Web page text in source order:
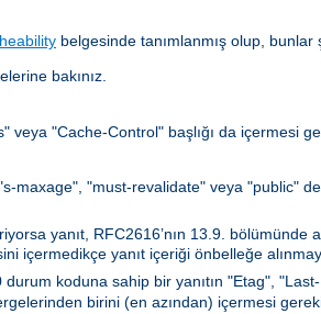
belgesinde tanımlanmış olup,
bakınız.
veya "Cache-Control" başlığı da içermesi
maxage", "must-revalidate" veya "public"
yanıt, RFC2616’nın 13.9. bölümünde
içermedikçe yanıt içeriği önbelleğe
koduna sahip bir yanıtın "Etag",
birini (en azından) içermesi